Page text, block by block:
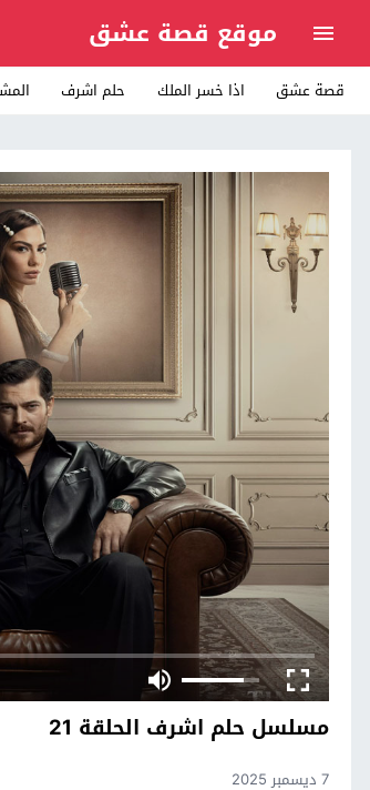
موقع قصة عشق
قصة عشق اذا خسر الملك حلم اشرف
مسلسل حلم اشرف الحلقة 21
7 ديسمبر 2025